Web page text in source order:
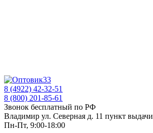
8 (4922) 42-32-51
8 (800) 201-85-61
Звонок бесплатный по РФ
Владимир ул. Северная д. 11 пункт выдачи
Пн-Пт, 9:00-18:00